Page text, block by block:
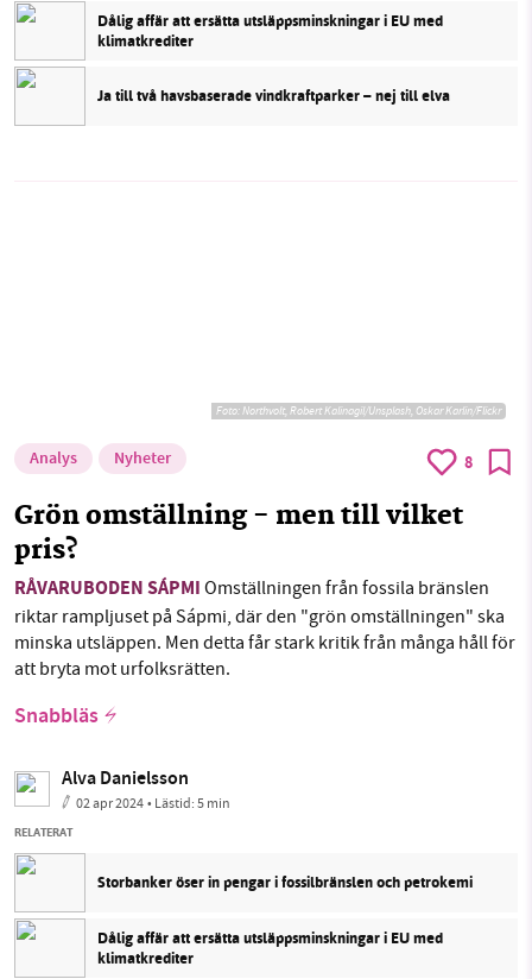
Dålig affär att ersätta utsläppsminskningar i EU med
klimatkrediter
Ja till två havsbaserade vindkraftparker – nej till elva
Foto: Northvolt, Robert Kalinagil/Unsplash, Oskar Karlin/Flickr
Analys Nyheter 8
Grön omställning - men till vilket
pris?
RÅVARUBODEN SÁPMI Omställningen från fossila bränslen
riktar rampljuset på Sápmi, där den "grön omställningen" ska
minska utsläppen. Men detta får stark kritik från många håll för
att bryta mot urfolksrätten.
Snabbläs
Alva Danielsson
02 apr 2024• Lästid:5 min
RELATERAT
Storbanker öser in pengar i fossilbränslen och petrokemi
Dålig affär att ersätta utsläppsminskningar i EU med
klimatkrediter